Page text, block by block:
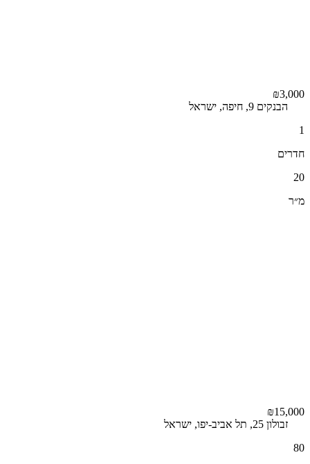
₪3,000
הבנקים 9, חיפה, ישראל
1
חדרים
20
מ״ר
₪15,000
זבולון 25, תל אביב-יפו, ישראל
80